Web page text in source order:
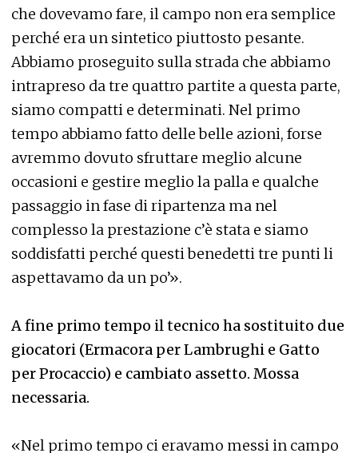
che dovevamo fare, il campo non era semplice
perché era un sintetico piuttosto pesante.
Abbiamo proseguito sulla strada che abbiamo
intrapreso da tre quattro partite a questa parte,
siamo compatti e determinati. Nel primo
tempo abbiamo fatto delle belle azioni, forse
avremmo dovuto sfruttare meglio alcune
occasioni e gestire meglio la palla e qualche
passaggio in fase di ripartenza ma nel
complesso la prestazione c’è stata e siamo
soddisfatti perché questi benedetti tre punti li
aspettavamo da un po’».
A fine primo tempo il tecnico ha sostituito due
giocatori (Ermacora per Lambrughi e Gatto
per Procaccio) e cambiato assetto. Mossa
necessaria.
«Nel primo tempo ci eravamo messi in campo